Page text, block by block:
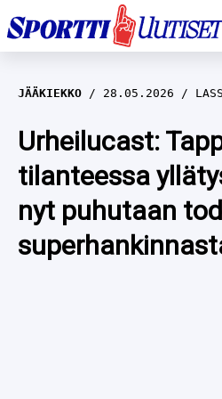
EM-YLEISURHEILU
JÄÄKIEKKO
YLEISURHEILU
WILMA HELTELÄ
TALVILAJIT
JÄÄKIEKKO 28.05.2026
Urheilucast:
tilanteessa
nyt puhutaan